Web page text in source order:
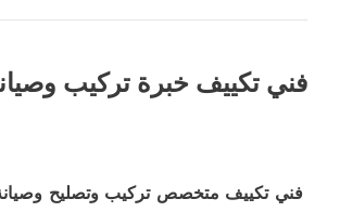
فني تكييف خبرة تركيب
فني تكييف متخصص تركيب وتصليح